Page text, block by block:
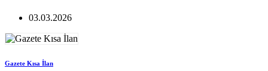
03.03.2026
Gazete Kısa İlan